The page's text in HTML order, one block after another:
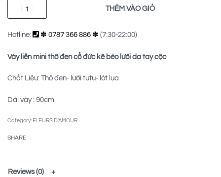
THÊM VÀO GIỎ
Hotline: ✽ 0787 366 886 ✽ (7:30-22:00)
Váy liền mini thô đen cổ đức kê bèo lưới da tay cộc
Chất Liệu: Thô đen- lưới tutu- lót lụa
Dài váy : 90cm
Category: FLEURS D'AMOUR
SHARE
Reviews (0)